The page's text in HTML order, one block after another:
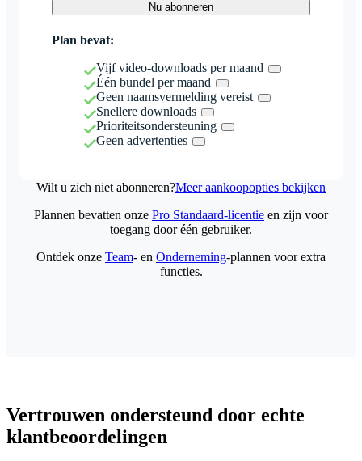
Nu abonneren
Plan bevat:
Vijf video-downloads per maand
Één bundel per maand
Geen naamsvermelding vereist
Snellere downloads
Prioriteitsondersteuning
Geen advertenties
Wilt u zich niet abonneren?Meer aankoopopties bekijken
Plannen bevatten onze Pro Standaard-licentie en zijn voor
toegang door één gebruiker.
Ontdek onze Team- en Onderneming-plannen voor extra
functies.
Vertrouwen ondersteund door echte
klantbeoordelingen